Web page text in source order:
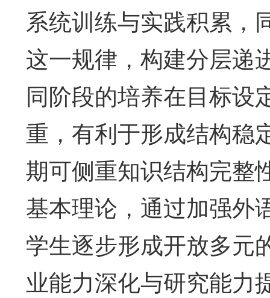
系统训练与实践积累，
这一规律，构建分层递
同阶段的培养在目标设
重，有利于形成结构稳
期可侧重知识结构完整
基本理论，通过加强外
学生逐步形成开放多元
业能力深化与研究能力